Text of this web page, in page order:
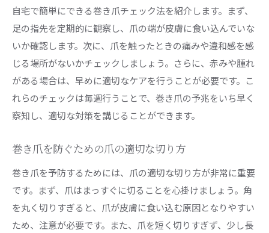
セルフケアで巻き爪を改善するためのコツ
巻き爪改善のためのセルフケアプログラム
セルフケアで健康的な足元を維持する方法
プロが推奨する巻き爪ケア用品自宅で簡単に試せる
方法
ケア用品の選び方とその効果
セルフケアに役立つ巻き爪ケアグッズ
プロ推奨のアイテムで効果的にケアする方法
巻き爪ケア用品の正しい使い方
巻き爪ケア成功例から学ぶ正しいセルフケアの実践
自宅で簡単にできる巻き爪チェック法を紹介します。まず、
足の指先を定期的に観察し、爪の端が皮膚に食い込んでいな
いか確認します。次に、爪を触ったときの痛みや違和感を感
じる場所がないかチェックしましょう。さらに、赤みや腫れ
がある場合は、早めに適切なケアを行うことが必要です。こ
れらのチェックは毎週行うことで、巻き爪の予兆をいち早く
察知し、適切な対策を講じることができます。
巻き爪を防ぐための爪の適切な切り方
巻き爪を予防するためには、爪の適切な切り方が非常に重要
です。まず、爪はまっすぐに切ることを心掛けましょう。角
を丸く切りすぎると、爪が皮膚に食い込む原因となりやすい
ため、注意が必要です。また、爪を短く切りすぎず、少し長